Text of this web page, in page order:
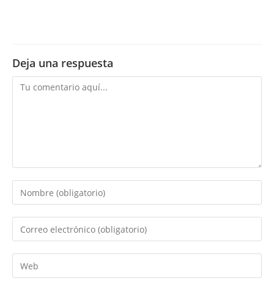
Deja una respuesta
Comentario
Introduce
tu
nombre
de
usuario
Introduce
tu
dirección
de
Introduce
la